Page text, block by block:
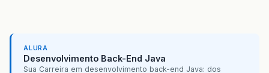
{
ALURA
Desenvolvimento Back-End Java
Sua Carreira em desenvolvimento back-end Java: dos